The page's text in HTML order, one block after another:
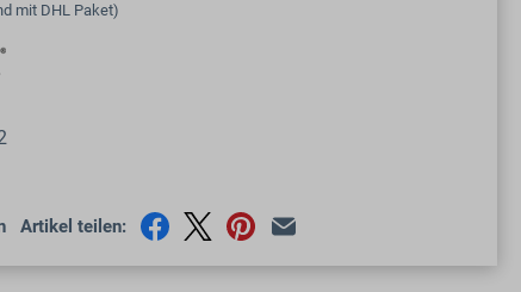
mit DHL Paket)
Artikel teilen: